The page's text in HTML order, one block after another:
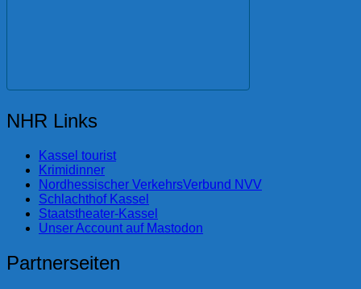
NHR Links
Kassel tourist
Krimidinner
Nordhessischer VerkehrsVerbund NVV
Schlachthof Kassel
Staatstheater-Kassel
Unser Account auf Mastodon
Partnerseiten